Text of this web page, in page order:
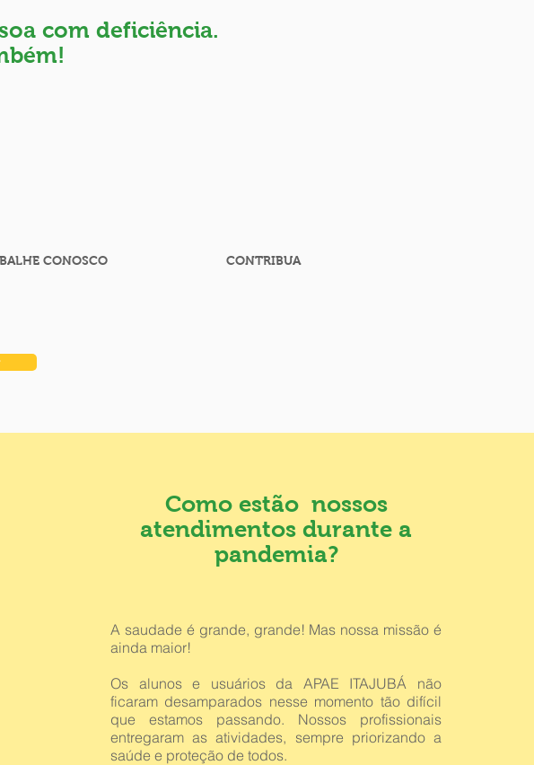
com deficiência.
CONOSCO CONTRIBUA
Como estão nossos
atendimentos durante a
pandemia?
A saudade é grande, grande! Mas nossa missão é
ainda maior!
Os alunos e usuários da APAE ITAJUBÁ não
ficaram desamparados nesse momento tão difícil
que estamos passando. Nossos profissionais
entregaram as atividades, sempre priorizando a
saúde e proteção de todos.